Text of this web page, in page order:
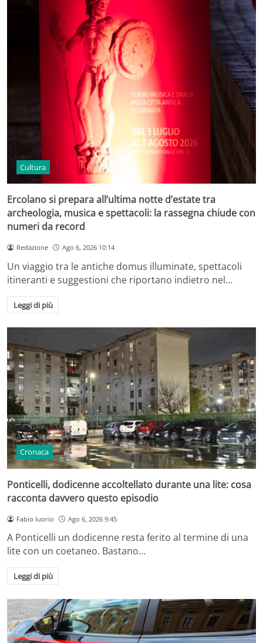
Cultura
Ercolano si prepara all’ultima notte d’estate tra
archeologia, musica e spettacoli: la rassegna chiude con
numeri da record
Redazione Ago 6, 2026 10:14
Un viaggio tra le antiche domus illuminate, spettacoli
itineranti e suggestioni che riportano indietro nel…
Leggi di più
Cronaca
Ponticelli, dodicenne accoltellato durante una lite: cosa
racconta davvero questo episodio
Fabio Iuorio Ago 6, 2026 9:45
A Ponticelli un dodicenne resta ferito al termine di una
lite con un coetaneo. Bastano…
Leggi di più